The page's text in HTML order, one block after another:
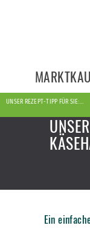
UNSER REZEPT-TIPP FÜR SIE:…
Ein